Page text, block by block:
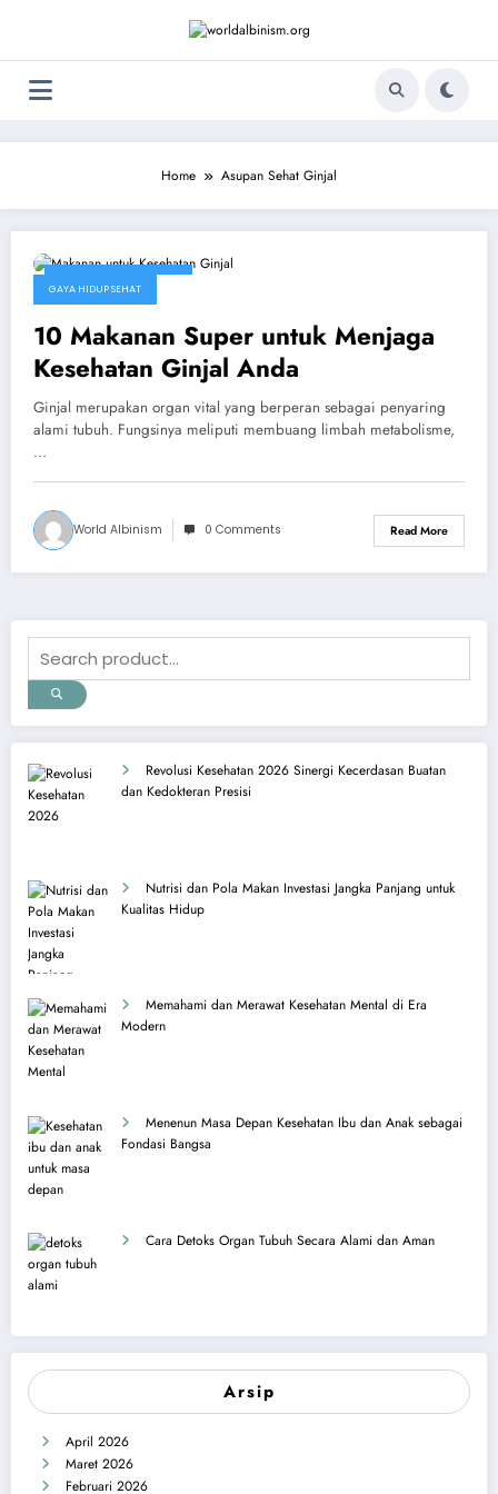
Home Asupan Sehat Ginjal
GAYA HIDUP SEHAT
10 Makanan Super untuk Menjaga
Kesehatan Ginjal Anda
Ginjal merupakan organ vital yang berperan sebagai penyaring
alami tubuh. Fungsinya meliputi membuang limbah metabolisme,
…
World Albinism 0 Comments Read More
Revolusi Kesehatan 2026 Sinergi Kecerdasan Buatan
dan Kedokteran Presisi
Nutrisi dan Pola Makan Investasi Jangka Panjang untuk
Kualitas Hidup
Memahami dan Merawat Kesehatan Mental di Era
Modern
Menenun Masa Depan Kesehatan Ibu dan Anak sebagai
Fondasi Bangsa
Cara Detoks Organ Tubuh Secara Alami dan Aman
Arsip
April 2026
Maret 2026
Februari 2026